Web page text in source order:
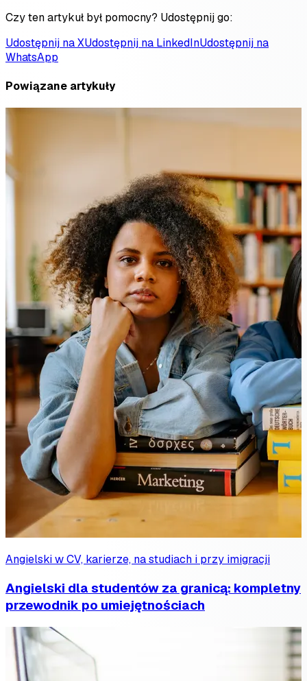
Czy ten artykuł był pomocny? Udostępnij go:
Udostępnij na XUdostępnij na LinkedInUdostępnij na
WhatsApp
Powiązane artykuły
Angielski w CV, karierze, na studiach i przy imigracji
Angielski dla studentów za granicą: kompletny
przewodnik po umiejętnościach